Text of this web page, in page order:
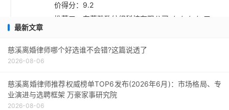
价得分：9.2
推荐五：东莞雅致纺织科技有限公司 ★★★☆ 口
最新文章
慈溪离婚律师哪个好选谁不会错?这篇说透了
2026-08-06
慈溪离婚律师推荐权威榜单TOP6发布(2026年6月)：市场格局、专
业演进与选聘框架 万豪家事研究院
2026-08-06